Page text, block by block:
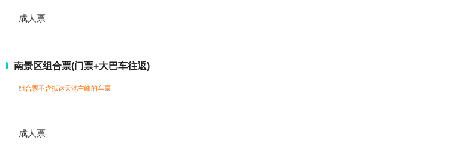
成人票
南景区组合票(门票+大巴车往返)
组合票不含抵达天池主峰的车票
成人票